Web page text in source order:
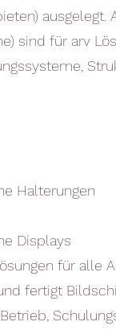
sind für arv
Halterungen
Displays
für alle
fertigt